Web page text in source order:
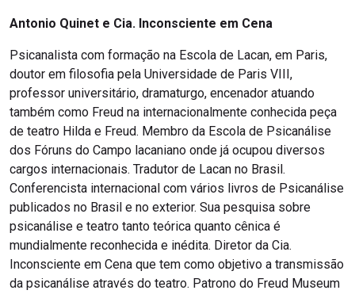
Antonio Quinet e Cia. Inconsciente em Cena
Psicanalista com formação na Escola de Lacan, em Paris,
doutor em filosofia pela Universidade de Paris VIII,
professor universitário, dramaturgo, encenador atuando
também como Freud na internacionalmente conhecida peça
de teatro Hilda e Freud. Membro da Escola de Psicanálise
dos Fóruns do Campo lacaniano onde já ocupou diversos
cargos internacionais. Tradutor de Lacan no Brasil.
Conferencista internacional com vários livros de Psicanálise
publicados no Brasil e no exterior. Sua pesquisa sobre
psicanálise e teatro tanto teórica quanto cênica é
mundialmente reconhecida e inédita. Diretor da Cia.
Inconsciente em Cena que tem como objetivo a transmissão
da psicanálise através do teatro. Patrono do Freud Museum